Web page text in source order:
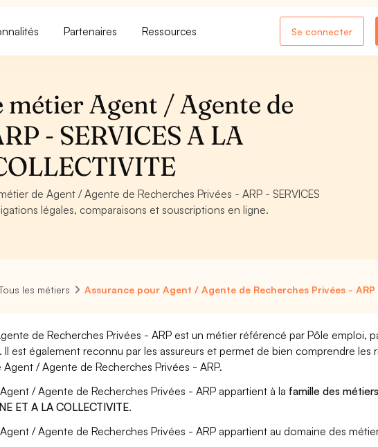
Partenaires Ressources Se connecter
métier Agent / Agente de
- SERVICES A LA
de Agent / Agente de Recherches Privées - ARP - SERVICES
légales, comparaisons et souscriptions en ligne.
les métiers Assurance pour Agent / Agente de Recherches Privées - ARP
de Recherches Privées - ARP est un métier référencé par Pôle emploi,
Il est également reconnu par les assureurs et permet de bien comprendre les
/ Agente de Recherches Privées - ARP.
/ Agente de Recherches Privées - ARP appartient à la famille des métiers
ET A LA COLLECTIVITE.
/ Agente de Recherches Privées - ARP appartient au domaine des